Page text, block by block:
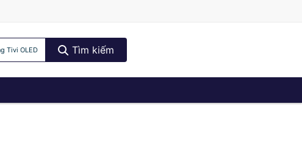
Tivi OLED Tìm kiếm